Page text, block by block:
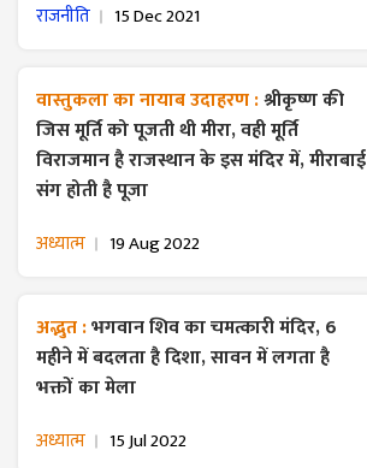
राजनीति 15 Dec 2021
वास्तुकला का नायाब उदाहरण :श्रीकृष्ण की
जिस मूर्ति को पूजती थी मीरा, वही मूर्ति
विराजमान है राजस्थान के इस मंदिर में, मीराबाई
संग होती है पूजा
अध्यात्म 19 Aug 2022
अद्भुत :भगवान शिव का चमत्कारी मंदिर, 6
महीने में बदलता है दिशा, सावन में लगता है
भक्तों का मेला
अध्यात्म 15 Jul 2022